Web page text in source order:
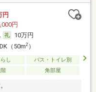
円
円
10万円
（50m2）
し
バス・トイレ別
角部屋